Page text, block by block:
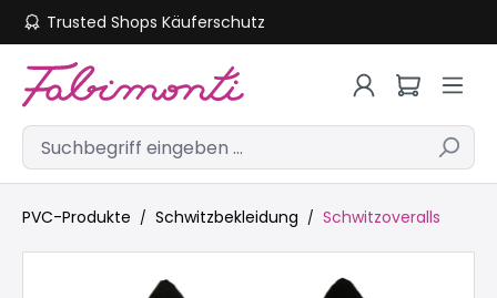
Zum Hauptinhalt springen
Trusted Shops Käuferschutz
PVC-Produkte Schwitzbekleidung Schwitzoveralls